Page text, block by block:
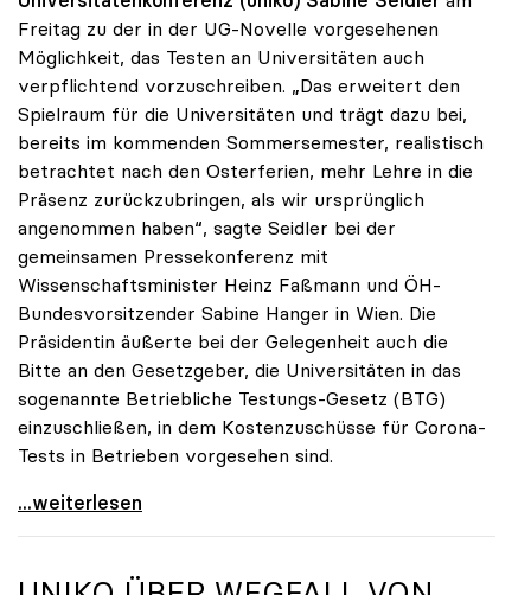
Freitag zu der in der UG-Novelle vorgesehenen
Möglichkeit, das Testen an Universitäten auch
verpflichtend vorzuschreiben. „Das erweitert den
Spielraum für die Universitäten und trägt dazu bei,
bereits im kommenden Sommersemester, realistisch
betrachtet nach den Osterferien, mehr Lehre in die
Präsenz zurückzubringen, als wir ursprünglich
angenommen haben“, sagte Seidler bei der
gemeinsamen Pressekonferenz mit
Wissenschaftsminister Heinz Faßmann und ÖH-
Bundesvorsitzender Sabine Hanger in Wien. Die
Präsidentin äußerte bei der Gelegenheit auch die
Bitte an den Gesetzgeber, die Universitäten in das
sogenannte Betriebliche Testungs-Gesetz (BTG)
einzuschließen, in dem Kostenzuschüsse für Corona-
Tests in Betrieben vorgesehen sind.
uniko begrüßt Spielraum durch Testmöglichkeiten
...weiterlesen